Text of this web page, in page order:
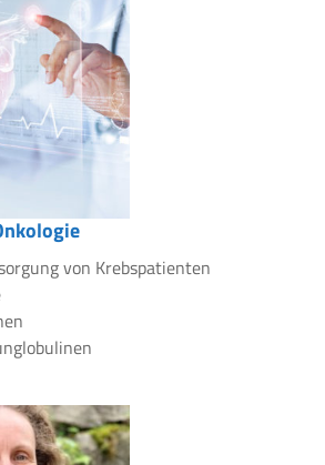
von Krebspatienten